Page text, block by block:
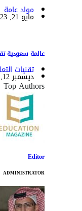
مواد عامة
مايو 21, 2023
عالمة سعودية
تقنيات
ديسمبر 12, 2025
Top Authors
Editor
ADMINISTRATOR